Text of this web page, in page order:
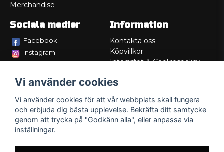
Merchandise
Sociala medier
Facebook
Instagram
Information
Kontakta oss
Köpvillkor
Integritet & Cookiespolicy
Service/Garanti
Lådritning
Om oss
Vi använder cookies
Vi använder cookies för att vår webbplats skall fungera
och erbjuda dig bästa upplevelse. Bekräfta ditt samtycke
genom att trycka på "Godkänn alla", eller anpassa via
inställningar.